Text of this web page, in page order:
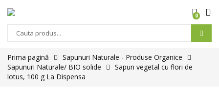
0
Prima pagină
Sapunuri Naturale - Produse Organice
Sapunuri Naturale/ BIO solide
Sapun vegetal cu flori de
lotus, 100 g La Dispensa